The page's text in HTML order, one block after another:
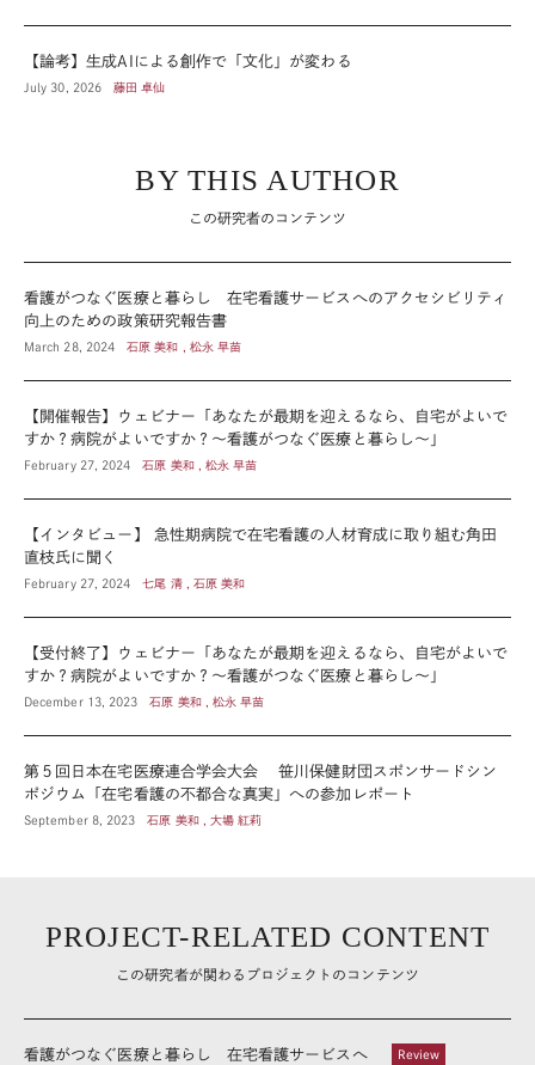
【論考】生成AIによる創作で「文化」が変わる
July 30, 2026 藤田 卓仙
BY THIS AUTHOR
この研究者のコンテンツ
看護がつなぐ医療と暮らし 在宅看護サービスへのアクセシビリティ
向上のための政策研究報告書
March 28, 2024 石原 美和 , 松永 早苗
【開催報告】ウェビナー「あなたが最期を迎えるなら、自宅がよいで
すか？病院がよいですか？～看護がつなぐ医療と暮らし～」
February 27, 2024 石原 美和 , 松永 早苗
【インタビュー】 急性期病院で在宅看護の人材育成に取り組む角田
直枝氏に聞く
February 27, 2024 七尾 清 , 石原 美和
【受付終了】ウェビナー「あなたが最期を迎えるなら、自宅がよいで
すか？病院がよいですか？～看護がつなぐ医療と暮らし～」
December 13, 2023 石原 美和 , 松永 早苗
第５回日本在宅医療連合学会大会 笹川保健財団スポンサードシン
ポジウム「在宅看護の不都合な真実」への参加レポート
September 8, 2023 石原 美和 , 大場 紅莉
PROJECT-RELATED CONTENT
この研究者が関わるプロジェクトのコンテンツ
Review
看護がつなぐ医療と暮らし 在宅看護サービスへ